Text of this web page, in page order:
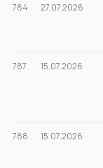
784 27.07.2026
787 15.07.2026
788 15.07.2026